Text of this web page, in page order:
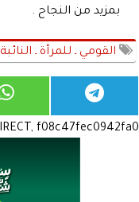
بمزيد من النجاح .
القومي ـ للمرأة ـ
f08c47fec0942fa0